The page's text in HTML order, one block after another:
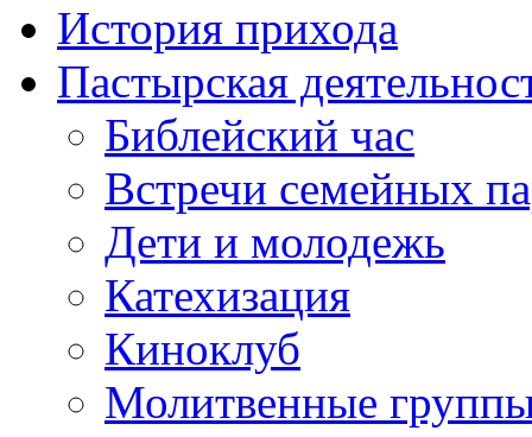
История прихода
Пастырская
Библейский час
Встречи семейных
Дети и молодежь
Катехизация
Киноклуб
Молитвенные